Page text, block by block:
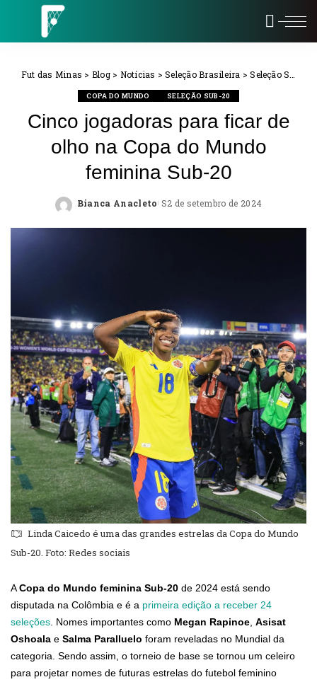
Fut das Minas > Blog> Notícias >Seleção Brasileira >Seleção Sub-20
COPA DO MUNDO SELEÇÃO SUB-20
Cinco jogadoras para ficar de
olho na Copa do Mundo
feminina Sub-20
Posted
Bianca Anacleto 2 de setembro de 2024
Linda Caicedo é uma das grandes estrelas da Copa do Mundo
Sub-20. Foto: Redes sociais
ACopa do Mundo feminina Sub-20 de 2024 está sendo
disputada na Colômbia e é a primeira edição a receber 24
seleções . Nomes importantes como Megan Rapinoe Asisat
Oshoala e Salma Paralluelo foram reveladas no Mundial da
categoria. Sendo assim, o torneio de base se tornou um celeiro
para projetar nomes de futuras estrelas do futebol feminino